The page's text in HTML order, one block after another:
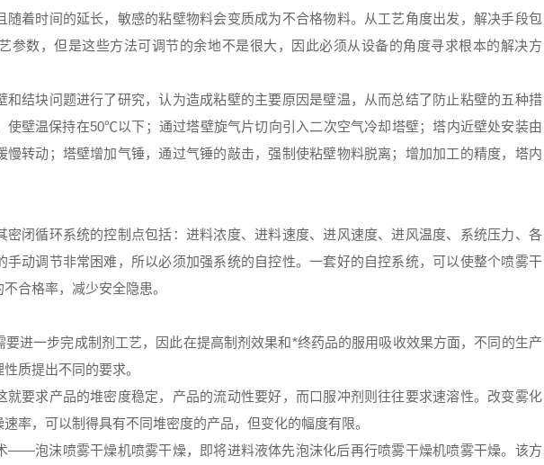
着时间的延长，敏感的粘壁物料会变质成为不合格物料。从工艺角度出发，解决手段包
参数，但是这些方法可调节的余地不是很大，因此必须从设备的角度寻求根本的解决方
结块问题进行了研究，认为造成粘壁的主要原因是壁温，从而总结了防止粘壁的五种措
使壁温保持在50℃以下；通过塔壁旋气片切向引入二次空气冷却塔壁；塔内近壁处安装由
转动；塔壁增加气锤，通过气锤的敲击，强制使粘壁物料脱离；增加加工的精度，塔内
闭循环系统的控制点包括：进料浓度、进料速度、进风速度、进风温度、系统压力、各
动调节非常困难，所以必须加强系统的自控性。一套好的自控系统，可以使整个喷雾干
合格率，减少安全隐患。
进一步完成制剂工艺，因此在提高制剂效果和*终药品的服用吸收效果方面，不同的生产
质提出不同的要求。
就要求产品的堆密度稳定，产品的流动性要好，而口服冲剂则往往要求速溶性。改变雾化
率，可以制得具有不同堆密度的产品，但变化的幅度有限。
——泡沫喷雾干燥机喷雾干燥，即将进料液体先泡沫化后再行喷雾干燥机喷雾干燥。该方